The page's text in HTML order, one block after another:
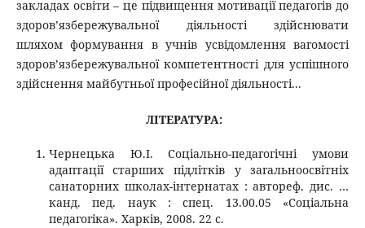
закладах освіти – це підвищення мотивації педагогів до
здоров’язбережувальної діяльності здійснювати
шляхом формування в учнів усвідомлення вагомості
здоров’язбережувальної компетентності для успішного
здійснення майбутньої професійної діяльності...
ЛІТЕРАТУРА:
Чернецька Ю.І. Соціально-педагогічні умови
адаптації старших підлітків у загальноосвітніх
санаторних школах-інтернатах : автореф. дис. …
канд. пед. наук : спец. 13.00.05 «Соціальна
педагогіка». Харків, 2008. 22 с.